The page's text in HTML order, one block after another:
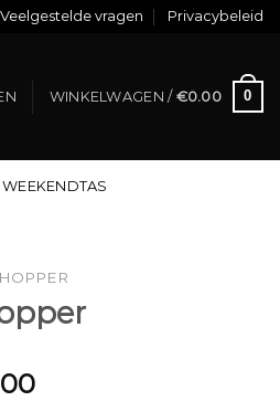
Veelgestelde vragen Privacybeleid
WINKELWAGEN / €0.00 0
WEEKENDTAS